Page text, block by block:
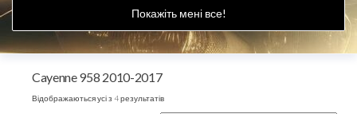
Покажіть мені все!
Cayenne 958 2010-2017
Відображаються усі з 4 результатів